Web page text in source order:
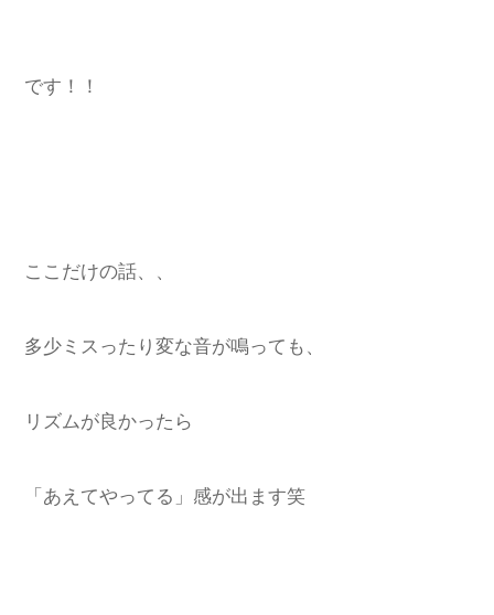
です！！
ここだけの話、、
多少ミスったり変な音が鳴っても、
リズムが良かったら
「あえてやってる」感が出ます笑